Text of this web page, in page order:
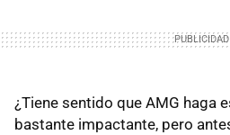
¿Tiene sentido que AMG haga
bastante impactante, pero